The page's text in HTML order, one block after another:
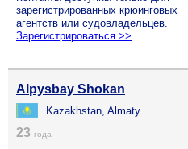
зарегистрированных крюинговых
агентств или судовладельцев.
Зарегистрироваться >>
Alpysbay Shokan
Kazakhstan, Almaty
23 года